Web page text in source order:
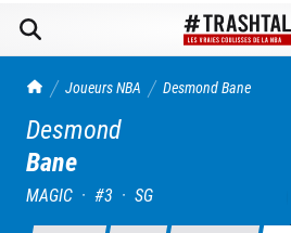
TrashTalk Actu NBA
Joueurs NBA DesmondBane
Desmond
Bane
MAGIC · #3 · SG